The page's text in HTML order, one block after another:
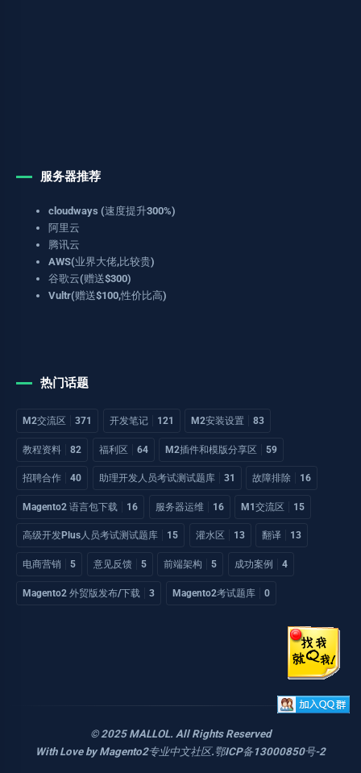
服务器推荐
cloudways (速度提升300%)
阿里云
腾讯云
AWS(业界大佬,比较贵)
谷歌云(赠送$300)
Vultr(赠送$100,性价比高)
热门话题
M2交流区 371 开发笔记 121 M2安装设置 83
教程资料 82 福利区 64 M2插件和模版分享区 59
招聘合作 40 助理开发人员考试测试题库 31 故障排除 16
Magento2 语言包下载 16 服务器运维 16 M1交流区 15
高级开发Plus人员考试测试题库 15 灌水区 13 翻译 13
电商营销 5 意见反馈 5 前端架构 5 成功案例 4
Magento2 外贸版发布/下载 3 Magento2考试题库 0
© 2025 MALLOL. All Rights Reserved
With Love by Magento2专业中文社区.鄂ICP备13000850号-2